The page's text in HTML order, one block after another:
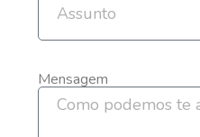
Mensagem